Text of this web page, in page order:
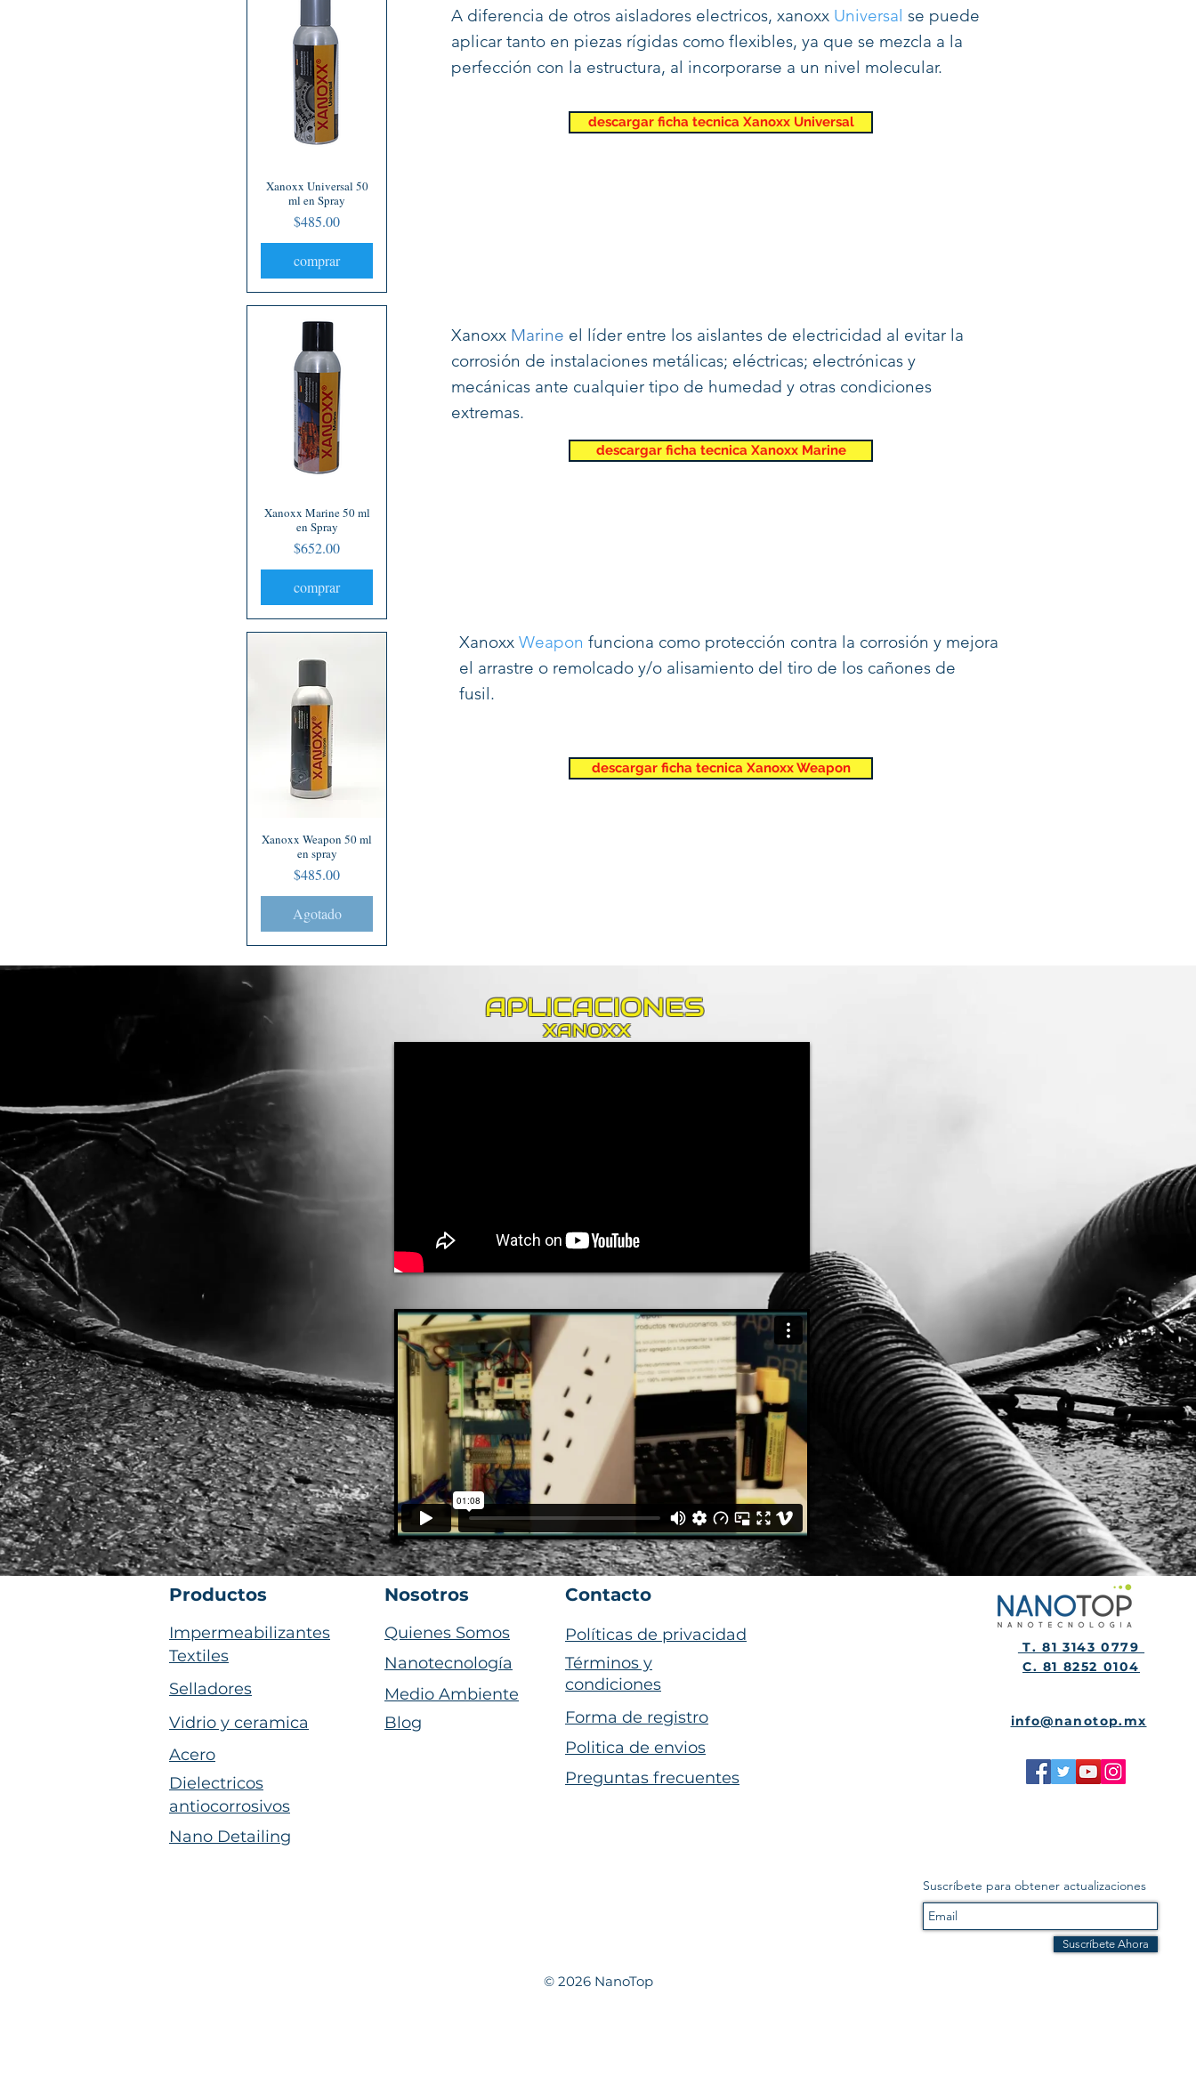
Vista rápida
Xanoxx Universal 50
ml en Spray
Precio
$485.00
comprar
Vista rápida
Xanoxx Marine 50 ml
en Spray
Precio
$652.00
comprar
Vista rápida
Xanoxx Weapon 50 ml
en spray
Precio
$485.00
Agotado
A diferencia de otros aisladores electricos, xanoxx Universal se puede
aplicar tanto en piezas rígidas como flexibles, ya que se mezcla a la
perfección con la estructura, al incorporarse a un nivel molecular.
descargar ficha tecnica Xanoxx Universal
Xanoxx Marine el líder entre los aislantes de electricidad al evitar la
corrosión de instalaciones metálicas; eléctricas; electrónicas y
mecánicas ante cualquier tipo de humedad y otras condiciones
extremas.
descargar ficha tecnica Xanoxx Marine
Xanoxx Weapon funciona como protección contra la corrosión y mejora
el arrastre o remolcado y/o alisamiento del tiro de los cañones de
fusil.
descargar ficha tecnica Xanoxx Weapon
APLICACIONES
XANOXX
T. 81 3143 0779
C. 81 8252 0104
Productos Contacto
Impermeabilizantes
Textiles
Vidrio y ceramica
Selladores
Acero
Quienes Somos
Nanotecnología
Medio Ambiente
Dielectricos
antiocorrosivos
Términos y
condiciones
Políticas de privacidad
Suscríbete para obtener actualizaciones
Suscríbete Ahora
Nano Detailing
info@nanotop.mx
Nosotros
Blog Forma de registro
Preguntas frecuentes
Politica de envios
© 2026 NanoTop